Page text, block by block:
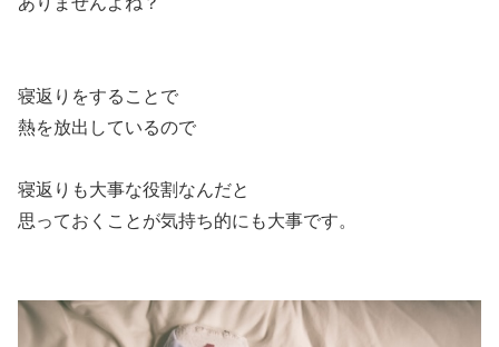
寝返りをすることで
熱を放出しているので
寝返りも大事な役割なんだと
思っておくことが気持ち的にも大事です。